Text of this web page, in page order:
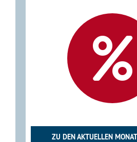
ZU DEN AKTUELLEN